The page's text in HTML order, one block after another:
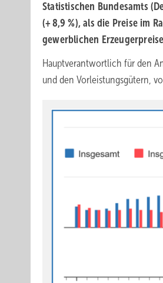
Statistischen Bundesamts
(+ 8,9 %), als die Preise im
gewerblichen
Hauptverantwortlich für den
und den Vorleistungsgütern,